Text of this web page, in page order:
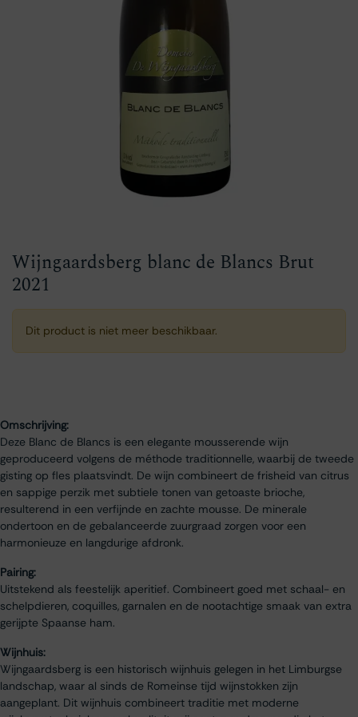
Wijngaardsberg blanc de Blancs Brut
2021
Dit product is niet meer beschikbaar.
Omschrijving:
Deze Blanc de Blancs is een elegante mousserende wijn
geproduceerd volgens de méthode traditionnelle, waarbij de tweede
gisting op fles plaatsvindt. De wijn combineert de frisheid van citrus
en sappige perzik met subtiele tonen van getoaste brioche,
resulterend in een verfijnde en zachte mousse. De minerale
ondertoon en de gebalanceerde zuurgraad zorgen voor een
harmonieuze en langdurige afdronk.
Pairing:
Uitstekend als feestelijk aperitief. Combineert goed met schaal- en
schelpdieren, coquilles, garnalen en de nootachtige smaak van extra
gerijpte Spaanse ham.
Wijnhuis:
Wijngaardsberg is een historisch wijnhuis gelegen in het Limburgse
landschap, waar al sinds de Romeinse tijd wijnstokken zijn
aangeplant. Dit wijnhuis combineert traditie met moderne